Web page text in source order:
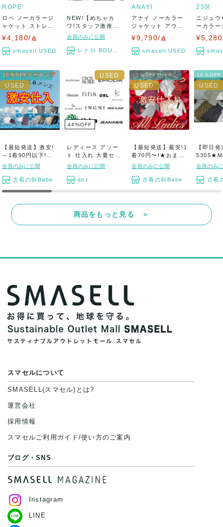
ROPE'
ロペ ノーカラージ
ャケット ストレッ
¥4,180/ 点
smasell.USED
NEW!【めちゃカ
ワ!スタッフ激推し!
春夏・Lad...
会員のみに公開
レトロ BOUTIQUE
ANAYI
アナイ ノーカラー
ジャケット アウタ
¥9,790/ 点
smasell.USED
23区
ニジュ
ーカラー
10％OFFクーポン
【最短発送】激安!
～1着90円以下!古
着おまかせピ...
会員のみに公開
古着の卸Babe
44%OFF
レディース アソー
ト 仕入れ 大量セッ
ト 卸売り ...
会員のみに公開
anz
10％OFFクーポン
【最短発送】最安!1
着70円〜!★おまか
せピック!...
会員のみに公開
古着の卸Babe
10％OFF
【即日
ズ・マ
会員のみ
古着
商品をもっと見る ＞
スマセルについて
SMASELL(スマセル)とは?
運営会社
採用情報
スマセルご利用ガイド/使い方のご案内
ブログ・SNS
Instagram
LINE